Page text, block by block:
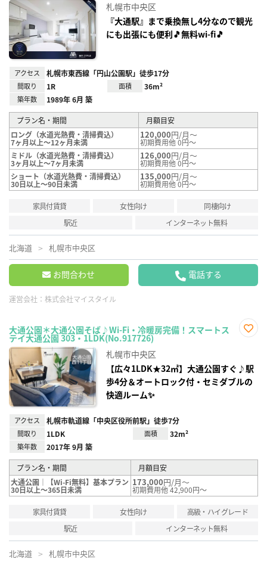
録
札幌市中央区
『大通駅』まで乗換無し4分なので観光
にも出張にも便利🎵無料wi-fi🎵
アクセス 札幌市東西線「円山公園駅」徒歩17分
間取り 1R 面積 36m²
築年数 1989年 6月 築
プラン名・期間
月額目安
ロング（水道光熱費・清掃費込）
7ヶ月以上～12ヶ月未満
120,000円/月～
初期費用他 0円～
ミドル（水道光熱費・清掃費込）
3ヶ月以上～7ヶ月未満
126,000円/月～
初期費用他 0円～
ショート（水道光熱費・清掃費込）
30日以上～90日未満
135,000円/月～
初期費用他 0円～
家具付賃貸 女性向け
同棲向け
駅近
インターネット無料
北海道 札幌市中央区
お問合わせ 電話する
運営会社： 株式会社マイスタイル
大通公園＊大通公園そば♪Wi-Fi・冷暖房完備！スマートス
テイ大通公園 303・1LDK(No.917726)
録
札幌市中央区
【広々1LDK★32㎡】大通公園すぐ♪駅
歩4分＆オートロック付・セミダブルの
快適ルーム✨
アクセス 札幌市軌道線「中央区役所前駅」徒歩7分
間取り 1LDK 面積 32m²
築年数 2017年 9月 築
プラン名・期間
月額目安
大通公園｜【Wi-Fi無料】基本プラン
30日以上～365日未満
173,000円/月～
初期費用他 42,900円～
家具付賃貸 女性向け
高級・ハイグレード
駅近
インターネット無料
北海道 札幌市中央区